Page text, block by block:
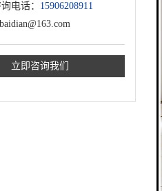
电话： 15906208911
立即咨询我们